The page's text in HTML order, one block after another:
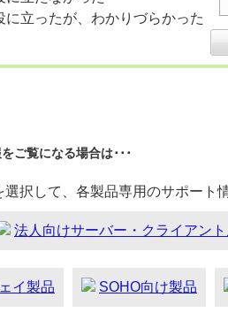
に立ったが、わかりづらかった
ご覧になる場合は･･･
選択して、各製品専用のサポート
法人向けサーバー・クライアン
イ製品 SOHO向け製品